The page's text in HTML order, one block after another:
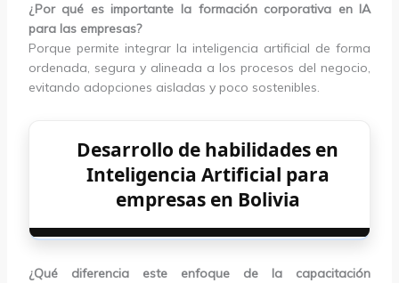
¿Por qué es importante la formación corporativa en IA
para las empresas?
Porque permite integrar la inteligencia artificial de forma
ordenada, segura y alineada a los procesos del negocio,
evitando adopciones aisladas y poco sostenibles.
Desarrollo de habilidades en
Inteligencia Artificial para
empresas en Bolivia
¿Qué diferencia este enfoque de la capacitación